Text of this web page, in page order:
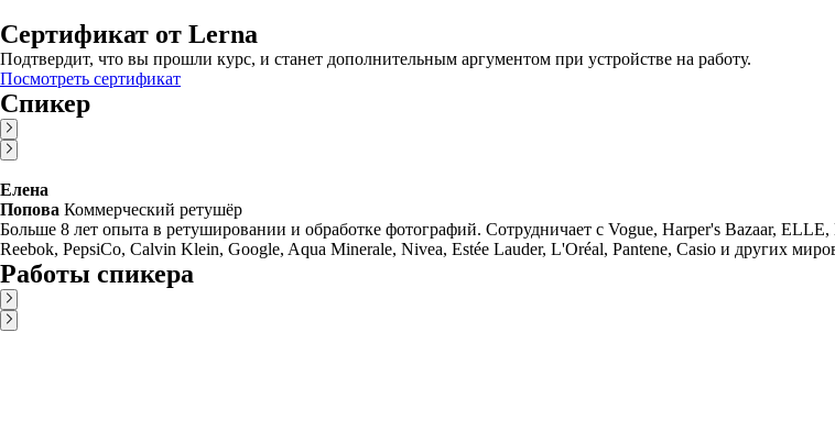
Сертификат от Lerna
Подтвердит, что вы прошли курс, и станет дополнительным аргументом при устройстве на работу.
Посмотреть сертификат
Спикер
Елена
Попова Коммерческий ретушёр
Больше 8 лет опыта в ретушировании и обработке фотографий. Сотрудничает с Vogue, Harper's Bazaar,
Reebok, PepsiCo, Calvin Klein, Google, Aqua Minerale, Nivea, Estée Lauder, L'Oréal, Pantene, Casio и других
Работы спикера